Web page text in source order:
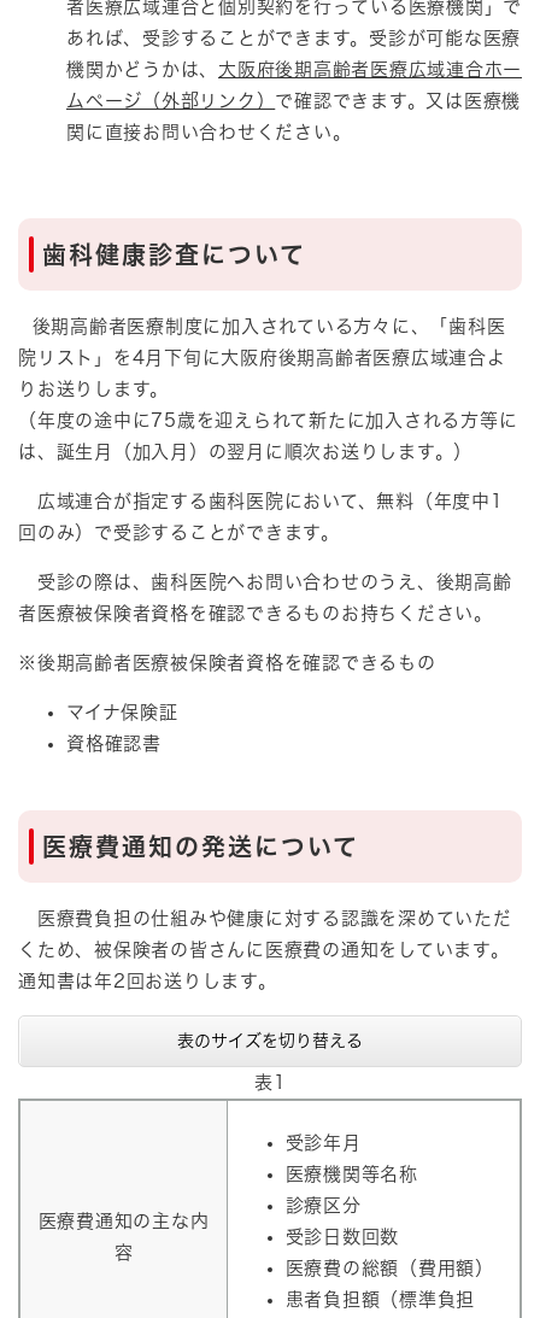
者医療広域連合と個別契約を行っている医療機関」で
あれば、受診することができます。受診が可能な医療
機関かどうかは、 大阪府後期高齢者医療広域連合ホー
ムページ（外部リンク） で確認できます。又は医療機
関に直接お問い合わせください。
歯科健康診査について
後期高齢者医療制度に加入されている方々に、「歯科医
院リスト」を4月下旬に大阪府後期高齢者医療広域連合よ
りお送りします。
（年度の途中に75歳を迎えられて新たに加入される方等に
は、誕生月（加入月）の翌月に順次お送りします。）
広域連合が指定する歯科医院において、無料（年度中1
回のみ）で受診することができます。
受診の際は、歯科医院へお問い合わせのうえ、後期高齢
者医療被保険者資格を確認できるものお持ちください。
※後期高齢者医療被保険者資格を確認できるもの
マイナ保険証
資格確認書
医療費通知の発送について
医療費負担の仕組みや健康に対する認識を深めていただ
くため、被保険者の皆さんに医療費の通知をしています。
通知書は年2回お送りします。
表のサイズを切り替える
表1
医療費通知の主な内
容
受診年月
医療機関等名称
診療区分
受診日数回数
医療費の総額（費用額）
患者負担額（標準負担